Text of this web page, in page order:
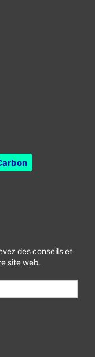
des conseils et
site web.